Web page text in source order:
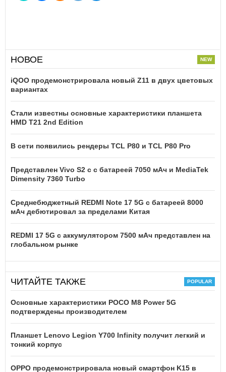
НОВОЕ
iQOO продемонстрировала новый Z11 в двух цветовых
вариантах
Стали известны основные характеристики планшета
HMD T21 2nd Edition
В сети появились рендеры TCL P80 и TCL P80 Pro
Представлен Vivo S2 с с батареей 7050 мАч и MediaTek
Dimensity 7360 Turbo
Среднебюджетный REDMI Note 17 5G с батареей 8000
мАч дебютировал за пределами Китая
REDMI 17 5G c аккумулятором 7500 мАч представлен на
глобальном рынке
ЧИТАЙТЕ ТАКЖЕ
Основные характеристики POCO M8 Power 5G
подтверждены производителем
Планшет Lenovo Legion Y700 Infinity получит легкий и
тонкий корпус
OPPO продемонстрировала новый смартфон K15 в